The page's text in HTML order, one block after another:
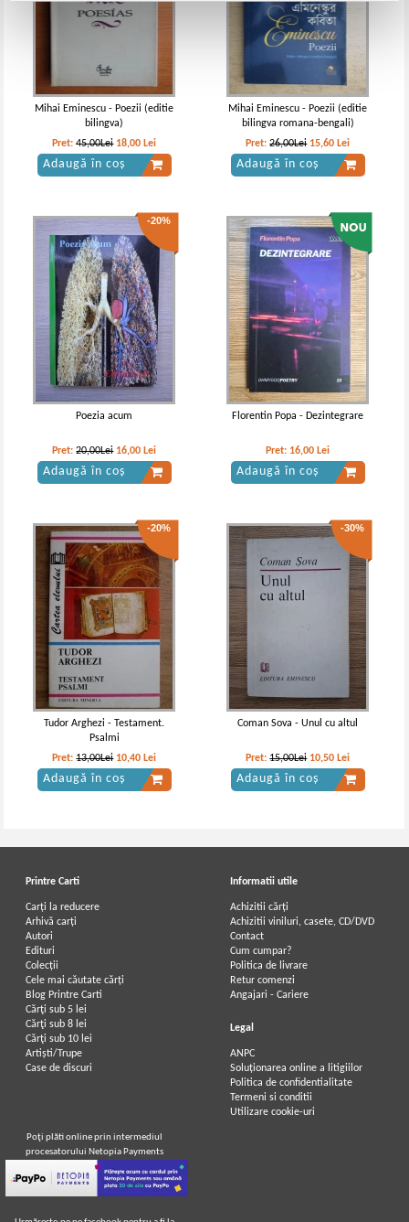
Mihai Eminescu - Poezii (editie
bilingva)
Pret:45,00Lei 18,00 Lei
Adaugă în coș
Mihai Eminescu - Poezii (editie
bilingva romana-bengali)
Pret:26,00Lei 15,60 Lei
Adaugă în coș
-20%
Poezia acum
Pret:20,00Lei 16,00 Lei
Adaugă în coș
Florentin Popa - Dezintegrare
Pret: 16,00 Lei
Adaugă în coș
-20%
Tudor Arghezi - Testament.
Psalmi
Pret:13,00Lei 10,40 Lei
Adaugă în coș
-30%
Coman Sova - Unul cu altul
Pret:15,00Lei 10,50 Lei
Adaugă în coș
Printre Carti
Carți la reducere
Arhivă carți
Autori
Edituri
Colecții
Cele mai căutate cărți
Blog Printre Carti
Cărţi sub 5 lei
Cărţi sub 8 lei
Cărţi sub 10 lei
Artiști/Trupe
Case de discuri
Informatii utile
Achizitii cărți
Achizitii viniluri, casete, CD/DVD
Contact
Cum cumpar?
Politica de livrare
Retur comenzi
Angajari - Cariere
Legal
ANPC
Soluționarea online a litigiilor
Politica de confidentialitate
Termeni si conditii
Utilizare cookie-uri
Poţi plăti online prin intermediul
procesatorului Netopia Payments